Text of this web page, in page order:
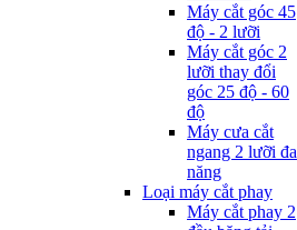
Máy cắt góc 45
độ - 2 lưỡi
Máy cắt góc 2
lưỡi thay đổi
góc 25 độ - 60
độ
Máy cưa cắt
ngang 2 lưỡi đa
năng
Loại máy cắt phay
Máy cắt phay 2